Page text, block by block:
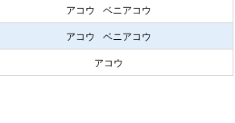
アコウ
ベニアコウ
アコウ
ベニアコウ
アコウ